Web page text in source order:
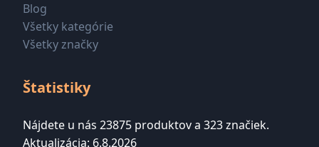
Blog
Všetky kategórie
Všetky značky
Štatistiky
Nájdete u nás 23875 produktov a 323 značiek.
Aktualizácia: 6.8.2026